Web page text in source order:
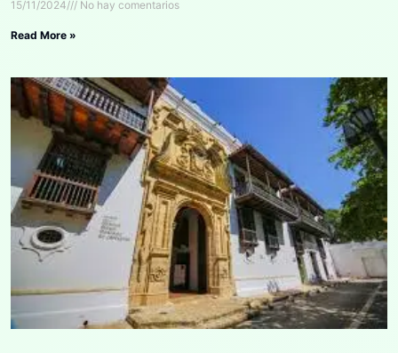
15/11/2024 No hay comentarios
Read More »